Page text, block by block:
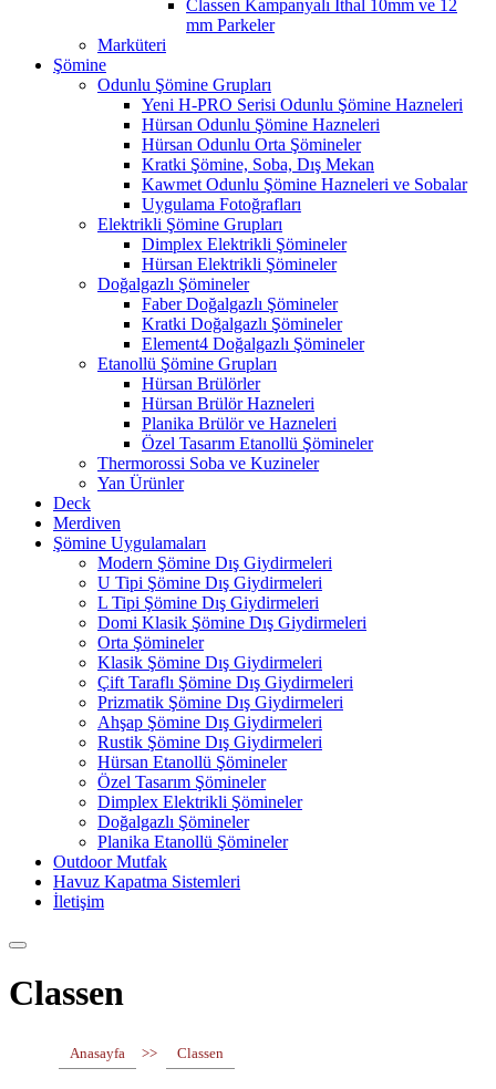
Classen Kampanyalı İthal 10mm ve 12
mm Parkeler
Marküteri
Şömine
Odunlu Şömine Grupları
Yeni H-PRO Serisi Odunlu Şömine Hazneleri
Hürsan Odunlu Şömine Hazneleri
Hürsan Odunlu Orta Şömineler
Kratki Şömine, Soba, Dış Mekan
Kawmet Odunlu Şömine Hazneleri ve Sobalar
Uygulama Fotoğrafları
Elektrikli Şömine Grupları
Dimplex Elektrikli Şömineler
Hürsan Elektrikli Şömineler
Doğalgazlı Şömineler
Faber Doğalgazlı Şömineler
Kratki Doğalgazlı Şömineler
Element4 Doğalgazlı Şömineler
Etanollü Şömine Grupları
Hürsan Brülörler
Hürsan Brülör Hazneleri
Planika Brülör ve Hazneleri
Özel Tasarım Etanollü Şömineler
Thermorossi Soba ve Kuzineler
Yan Ürünler
Deck
Merdiven
Şömine Uygulamaları
Modern Şömine Dış Giydirmeleri
U Tipi Şömine Dış Giydirmeleri
L Tipi Şömine Dış Giydirmeleri
Domi Klasik Şömine Dış Giydirmeleri
Orta Şömineler
Klasik Şömine Dış Giydirmeleri
Çift Taraflı Şömine Dış Giydirmeleri
Prizmatik Şömine Dış Giydirmeleri
Ahşap Şömine Dış Giydirmeleri
Rustik Şömine Dış Giydirmeleri
Hürsan Etanollü Şömineler
Özel Tasarım Şömineler
Dimplex Elektrikli Şömineler
Doğalgazlı Şömineler
Planika Etanollü Şömineler
Outdoor Mutfak
Havuz Kapatma Sistemleri
İletişim
Classen
Anasayfa >> Classen